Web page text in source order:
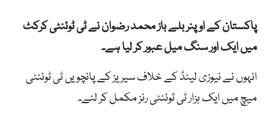
پاکستان کے اوپنر بلے باز محمد رضوان نے ٹی ٹوئنٹی کرکٹ
میں ایک اور سنگ میل عبور کر لیا ہے۔
انہوں نے نیوزی لینڈ کے خلاف سیریز کے پانچویں ٹی ٹوئنٹی
میچ میں ایک ہزار ٹی ٹوئنٹی رنز مکمل کر لئے۔